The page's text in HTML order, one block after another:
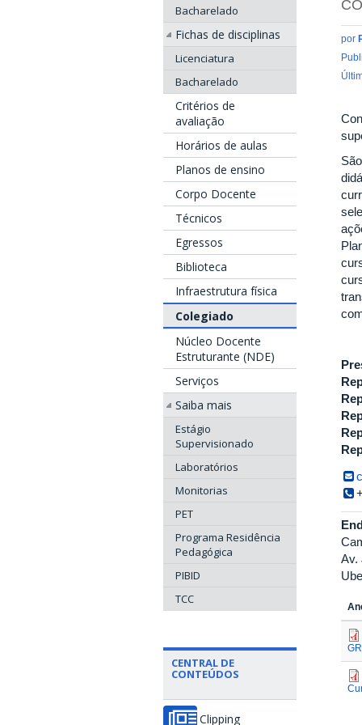
Bacharelado
Fichas de disciplinas
Licenciatura
Bacharelado
Critérios de
avaliação
Horários de aulas
Planos de ensino
Corpo Docente
Técnicos
Egressos
Biblioteca
Infraestrutura física
Colegiado
Núcleo Docente
Estruturante (NDE)
Serviços
Saiba mais
Estágio
Supervisionado
Laboratórios
Monitorias
PET
Programa Residência
Pedagógica
PIBID
TCC
CENTRAL DE
CONTEÚDOS
Clipping
por
Av.